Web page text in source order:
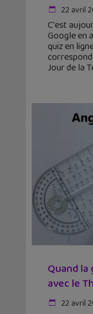
22 avril
C'est
Google en
quiz en
Jour de la
Quand
avec le
22 avril